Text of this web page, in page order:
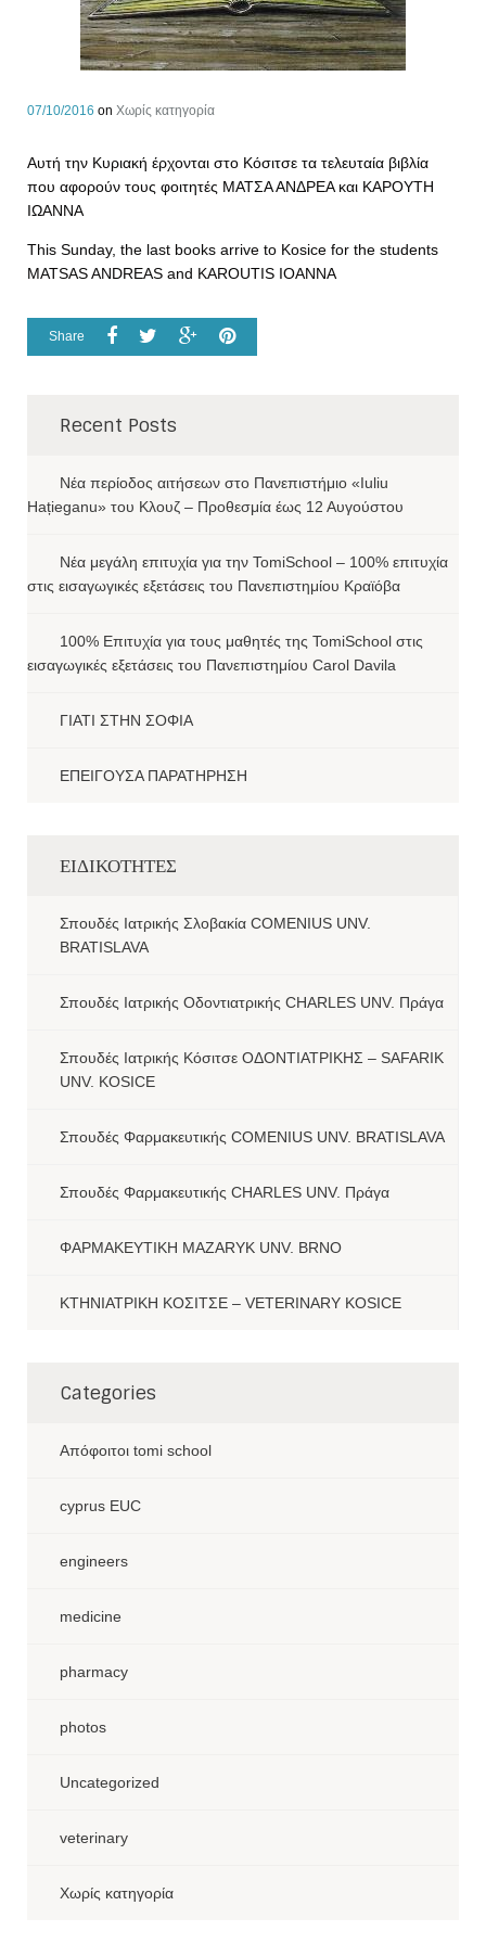
07/10/2016 on Χωρίς κατηγορία
Αυτή την Κυριακή έρχονται στο Κόσιτσε τα τελευταία βιβλία
που αφορούν τους φοιτητές ΜΑΤΣΑ ΑΝΔΡΕΑ και ΚΑΡΟΥΤΗ
ΙΩΑΝΝΑ
This Sunday, the last books arrive to Kosice for the students
MATSAS ANDREAS and KAROUTIS IOANNA
Share
Recent Posts
Νέα περίοδος αιτήσεων στο Πανεπιστήμιο «Iuliu
Hațieganu» του Κλουζ – Προθεσμία έως 12 Αυγούστου
Νέα μεγάλη επιτυχία για την TomiSchool – 100% επιτυχία
στις εισαγωγικές εξετάσεις του Πανεπιστημίου Κραϊόβα
100% Επιτυχία για τους μαθητές της TomiSchool στις
εισαγωγικές εξετάσεις του Πανεπιστημίου Carol Davila
ΓΙΑΤΙ ΣΤΗΝ ΣΟΦΙΑ
ΕΠΕΙΓΟΥΣΑ ΠΑΡΑΤΗΡΗΣΗ
ΕΙΔΙΚΟΤΗΤΕΣ
Σπουδές Ιατρικής Σλοβακία COMENIUS UNV.
BRATISLAVA
Σπουδές Ιατρικής Οδοντιατρικής CHARLES UNV. Πράγα
Σπουδές Ιατρικής Κόσιτσε ΟΔΟΝΤΙΑΤΡΙΚΗΣ – SAFARIK
UNV. KOSICE
Σπουδές Φαρμακευτικής COMENIUS UNV. BRATISLAVA
Σπουδές Φαρμακευτικής CHARLES UNV. Πράγα
ΦΑΡΜΑΚΕΥΤΙΚΗ MAZARYK UNV. BRNO
ΚΤΗΝΙΑΤΡΙΚΗ ΚΟΣΙΤΣΕ – VETERINARY KOSICE
Categories
Aπόφοιτοι tomi school
cyprus EUC
engineers
medicine
pharmacy
photos
Uncategorized
veterinary
Χωρίς κατηγορία